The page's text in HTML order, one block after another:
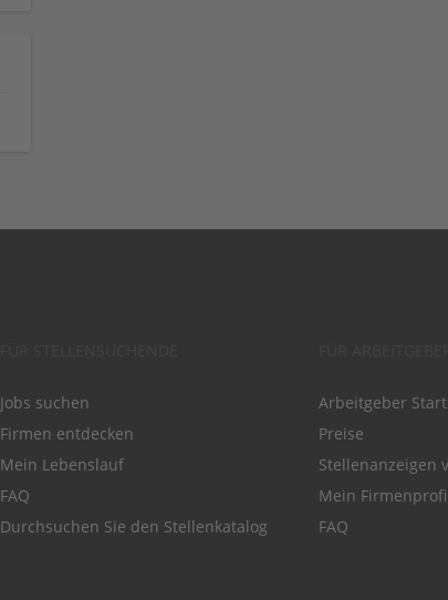
Jobs suchen
Firmen entdecken
Mein Lebenslauf
FAQ
Durchsuchen Sie den Stellenkatalog
Arbeitgeber
Preise
Stellenanzeigen
Mein Firmenprofil
FAQ